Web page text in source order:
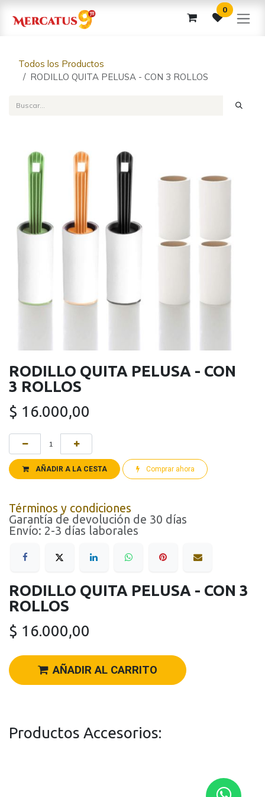
0
Todos los Productos
RODILLO QUITA PELUSA - CON 3 ROLLOS
RODILLO QUITA PELUSA - CON
3 ROLLOS
$ 16.000,00
AÑADIR A LA CESTA Comprar ahora
Términos y condiciones
Garantía de devolución de 30 días
Envío: 2-3 días laborales
RODILLO QUITA PELUSA - CON 3
ROLLOS
$ 16.000,00
AÑADIR AL CARRITO
Productos Accesorios: